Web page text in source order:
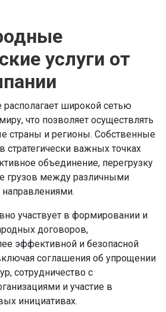
услуги от
широкой сетью
что позволяет осуществлять
страны и регионы. Собственные
стратегически важных точках
объединение, перегрузку
грузов между различными
направлениями.
участвует в формировании и
договоров,
эффективной и безопасной
соглашения об упрощении
сотрудничество с
и участие в
инициативах.